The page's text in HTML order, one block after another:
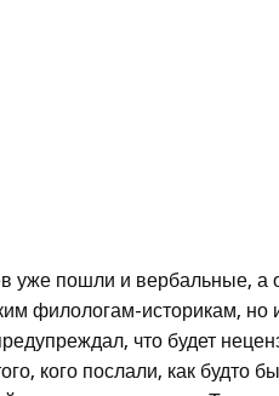
уже пошли и вербальные, а
филологам-историкам,
что будет
кого послали, как будто